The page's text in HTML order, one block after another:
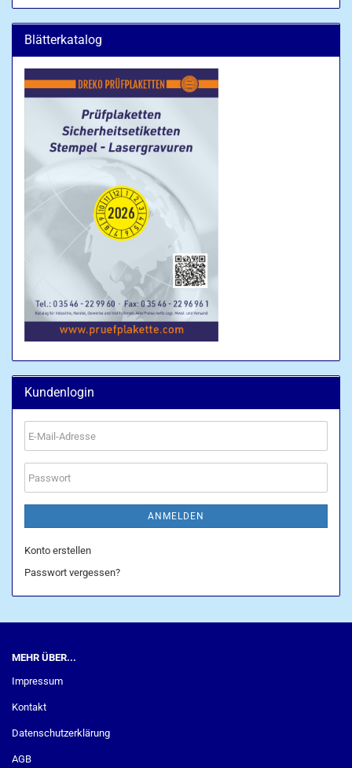
Blätterkatalog
Kundenlogin
E-
Mail-
Adresse
Passwort
ANMELDEN
Konto erstellen
Passwort vergessen?
MEHR ÜBER...
Impressum
Kontakt
Datenschutzerklärung
AGB